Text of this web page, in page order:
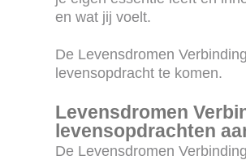
en wat jij voelt.
De Levensdromen
levensopdracht te komen.
Levensdromen
levensopdrachten
De Levensdromen